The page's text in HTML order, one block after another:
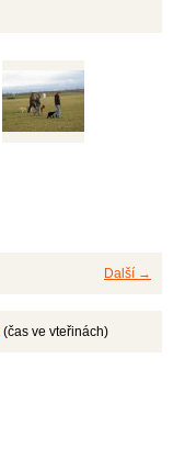
Další →
(čas ve vteřinách)